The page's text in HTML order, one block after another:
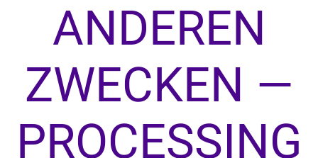
ANDEREN
ZWECKEN —
PROCESSING